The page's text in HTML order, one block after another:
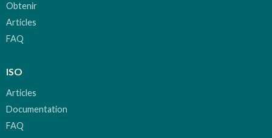
Obtenir
Articles
FAQ
ISO
Articles
Documentation
FAQ